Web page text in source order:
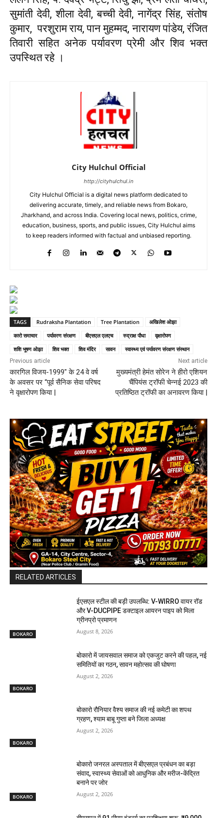
सुमांती देवी, शीला देवी, बच्ची देवी, नागेंद्र सिंह, संतोष
कुमार, परशुराम राय, पान मुहम्मद, नारायण पांडेय, रंजित
तिवारी सहित अनेक पर्यावरण प्रेमी और शिव भक्त
उपस्थित रहे ।
City Hulchul Official
http://cityhulchul.in
City Hulchul Official is a digital news platform dedicated to
delivering accurate, timely, and reliable news from Bokaro,
Jharkhand, and across India. Covering local news, politics, crime,
education, business, sports, and public issues, City Hulchul aims
to keep readers informed with factual and unbiased reporting.
TAGS Rudraksha Plantation Tree Plantation
अखिलेश ओझा
कारो समाचार
पर्यावरण संरक्षण बीएसएल एलएच रुद्राक्ष पौधा
वृक्षारोपण
शशि भूषण ओझा
शिव भक्त शिव मंदिर सावन स्वास्थ्य एवं पर्यावरण संरक्षण संस्थान
Previous article
कारगिल विजय-1999″ के 24 वे वर्ष
के अवसर पर “पूर्व सैनिक सेवा परिषद
ने वृक्षारोपण किया |
Next article
मुख्यमंत्री हेमंत सोरेन ने हीरो एशियन
चैंपियंस ट्रॉफी चेन्नई 2023 की
प्रतिष्ठित ट्रॉफी का अनावरण किया |
RELATED ARTICLES
BOKARO
ईएसएल स्टील की बड़ी उपलब्धि: V-WIRRO वायर रॉड
और V-DUCPIPE डक्टाइल आयरन पाइप को मिला
ग्रीनप्रो प्रमाणन
August 8, 2026
BOKARO
बोकारो में जायसवाल समाज को एकजुट करने की पहल, नई
समितियों का गठन, सावन महोत्सव की घोषणा
August 2, 2026
BOKARO
बोकारो रौनियार वैश्य समाज की नई कमेटी का शपथ
ग्रहण, श्याम बाबू गुप्ता बने जिला अध्यक्ष
August 2, 2026
BOKARO
बोकारो जनरल अस्पताल में बीएसएल प्रबंधन का बड़ा
संवाद, स्वास्थ्य सेवाओं को आधुनिक और मरीज-केंद्रित
बनाने पर जोर
August 2, 2026